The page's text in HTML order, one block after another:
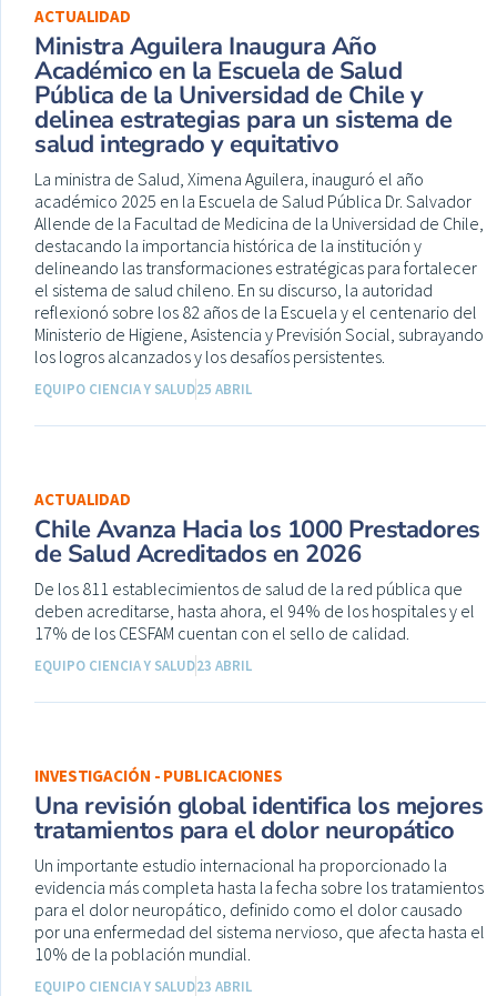
ACTUALIDAD
Ministra Aguilera Inaugura Año
Académico en la Escuela de Salud
Pública de la Universidad de Chile y
delinea estrategias para un sistema de
salud integrado y equitativo
La ministra de Salud, Ximena Aguilera, inauguró el año
académico 2025 en la Escuela de Salud Pública Dr. Salvador
Allende de la Facultad de Medicina de la Universidad de Chile,
destacando la importancia histórica de la institución y
delineando las transformaciones estratégicas para fortalecer
el sistema de salud chileno. En su discurso, la autoridad
reflexionó sobre los 82 años de la Escuela y el centenario del
Ministerio de Higiene, Asistencia y Previsión Social, subrayando
los logros alcanzados y los desafíos persistentes.
EQUIPO CIENCIA Y SALUD25 ABRIL
ACTUALIDAD
Chile Avanza Hacia los 1000 Prestadores
de Salud Acreditados en 2026
De los 811 establecimientos de salud de la red pública que
deben acreditarse, hasta ahora, el 94% de los hospitales y el
17% de los CESFAM cuentan con el sello de calidad.
EQUIPO CIENCIA Y SALUD23 ABRIL
INVESTIGACIÓN - PUBLICACIONES
Una revisión global identifica los mejores
tratamientos para el dolor neuropático
Un importante estudio internacional ha proporcionado la
evidencia más completa hasta la fecha sobre los tratamientos
para el dolor neuropático, definido como el dolor causado
por una enfermedad del sistema nervioso, que afecta hasta el
10% de la población mundial.
EQUIPO CIENCIA Y SALUD23 ABRIL